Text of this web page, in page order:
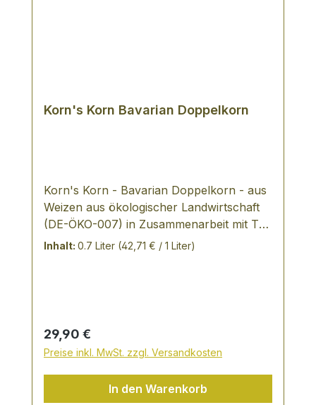
Korn's Korn Bavarian Doppelkorn
Korn's Korn - Bavarian Doppelkorn - aus
Weizen aus ökologischer Landwirtschaft
(DE-ÖKO-007) in Zusammenarbeit mit The
Duke Destillerie München Wie alles
neuen Epoche und München Schwabing
wird zur einschlägigen Partyszene.
Angesagter Drink ist der Korn's Korn.
Getreu dem Leitspruch: "Korn's Korn kühl
Inhalt: 0.7 Liter (42,71 € / 1 Liter)
Regulärer Preis:
29,90 €
Preise inkl. MwSt. zzgl. Versandkosten
In den Warenkorb